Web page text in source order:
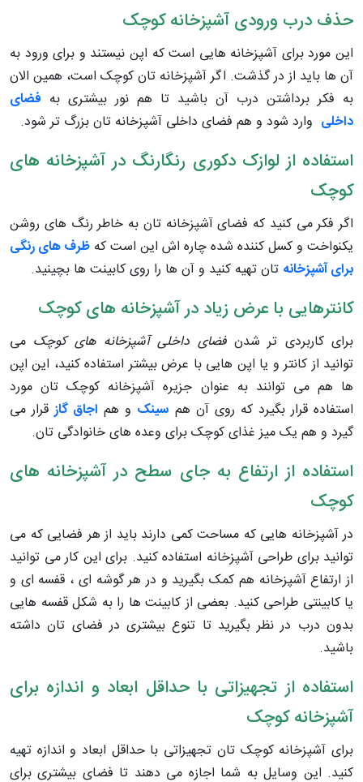
حذف درب ورودی آشپزخانه کوچک
این مورد برای آشپزخانه هایی است که اپن نیستند و برای ورود به
آن ها باید از در گذشت. اگر آشپزخانه تان کوچک است، همین الان
به فکر برداشتن درب آن باشید تا هم نور بیشتری به فضای
داخلی وارد شود و هم فضای داخلی آشپزخانه تان بزرگ تر شود.
استفاده از لوازک دکوری رنگارنگ در آشپزخانه های
کوچک
اگر فکر می کنید که فضای آشپزخانه تان به خاطر رنگ های روشن
یکنواخت و کسل کننده شده چاره اش این است که ظرف های رنگی
برای آشپزخانه تان تهیه کنید و آن ها را روی کابینت ها بچینید.
کانترهایی با عرض زیاد در آشپزخانه های کوچک
برای کاربردی تر شدنفضای داخلی آشپزخانه های کوچک می
توانید از کانتر و یا اپن هایی با عرض بیشتر استفاده کنید، این اپن
ها هم می توانند به عنوان جزیره آشپزخانه کوچک تان مورد
استفاده قرار بگیرد که روی آن هم سینک و هم اجاق گازقرار می
گیرد و هم یک میز غذای کوچک برای وعده های خانوادگی تان.
استفاده از ارتفاع به جای سطح در آشپزخانه های
کوچک
در آشپزخانه هایی که مساحت کمی دارند باید از هر فضایی که می
توانید برای طراحی آشپزخانه استفاده کنید. برای این کار می توانید
از ارتفاع آشپزخانه هم کمک بگیرید و در هر گوشه ای ، قفسه ای و
یا کابینتی طراحی کنید. بعضی از کابینت ها را به شکل قفسه هایی
بدون درب در نظر بگیرید تا تنوع بیشتری در فضای تان داشته
باشید.
استفاده از تجهیزاتی با حداقل ابعاد و اندازه برای
آشپزخانه کوچک
برای آشپزخانه کوچک تان تجهیزاتی با حداقل ابعاد و اندازه تهیه
کنید. این وسایل به شما اجازه می دهند تا فضای بیشتری برای